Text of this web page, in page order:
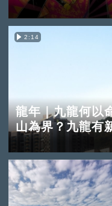
2:14
龍年｜九龍何以
山為界？九龍有